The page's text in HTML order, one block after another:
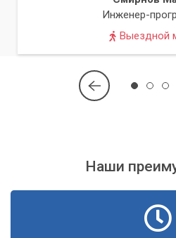
аппаратных компонентов.
Инженер-
Выездной
Наши